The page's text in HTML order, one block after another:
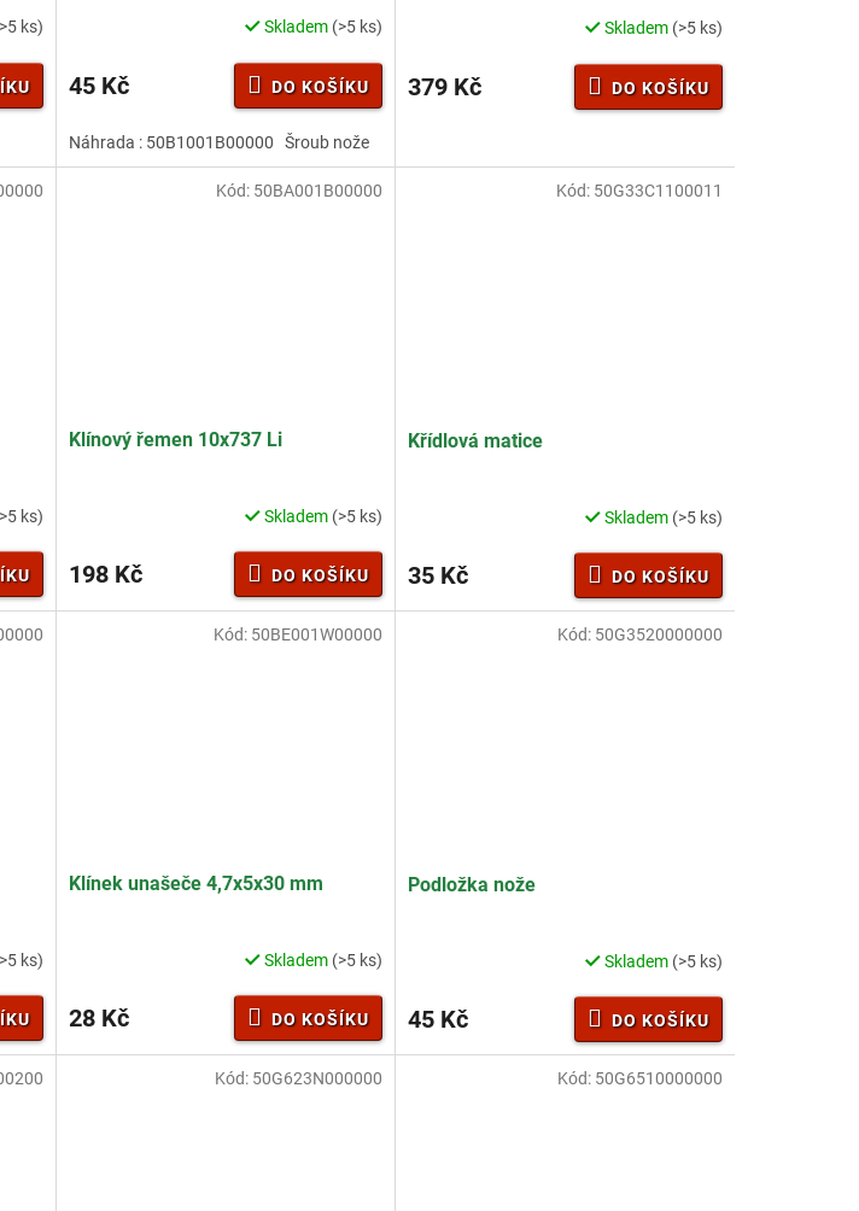
ks) Skladem (>5 ks)
45 Kč DO KOŠÍKU
Náhrada : 50B1001B00000 Šroub nože
produktu
je
5
Skladem (>5 ks)
379 Kč DO KOŠÍKU
ks)
Klínový řemen 10x737 Li
produktu
je
3,0
Skladem (>5 ks)
198 Kč DO KOŠÍKU
Kód: 50BA001B00000
Křídlová matice
produktu
je
4,7
Skladem (>5 ks)
35 Kč DO KOŠÍKU
Kód: 50G33C1100011
ks)
Klínek unašeče 4,7x5x30 mm
Skladem (>5 ks)
28 Kč DO KOŠÍKU
Kód: 50BE001W00000
Podložka nože
Skladem (>5 ks)
45 Kč DO KOŠÍKU
Kód: 50G3520000000
Kód: 50G623N000000 Kód: 50G6510000000